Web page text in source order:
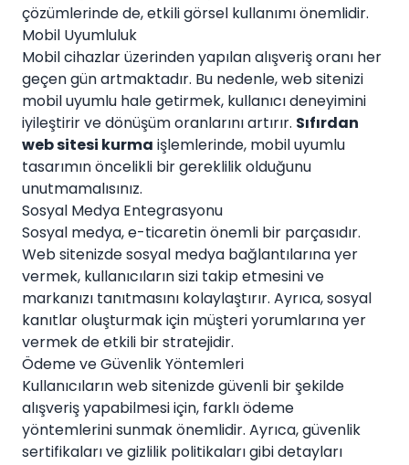
çözümlerinde de, etkili görsel kullanımı önemlidir.
Mobil Uyumluluk
Mobil cihazlar üzerinden yapılan alışveriş oranı her
geçen gün artmaktadır. Bu nedenle, web sitenizi
mobil uyumlu hale getirmek, kullanıcı deneyimini
iyileştirir ve dönüşüm oranlarını artırır. Sıfırdan
web sitesi kurma işlemlerinde, mobil uyumlu
tasarımın öncelikli bir gereklilik olduğunu
unutmamalısınız.
Sosyal Medya Entegrasyonu
Sosyal medya, e-ticaretin önemli bir parçasıdır.
Web sitenizde sosyal medya bağlantılarına yer
vermek, kullanıcıların sizi takip etmesini ve
markanızı tanıtmasını kolaylaştırır. Ayrıca, sosyal
kanıtlar oluşturmak için müşteri yorumlarına yer
vermek de etkili bir stratejidir.
Ödeme ve Güvenlik Yöntemleri
Kullanıcıların web sitenizde güvenli bir şekilde
alışveriş yapabilmesi için, farklı ödeme
yöntemlerini sunmak önemlidir. Ayrıca, güvenlik
sertifikaları ve gizlilik politikaları gibi detayları